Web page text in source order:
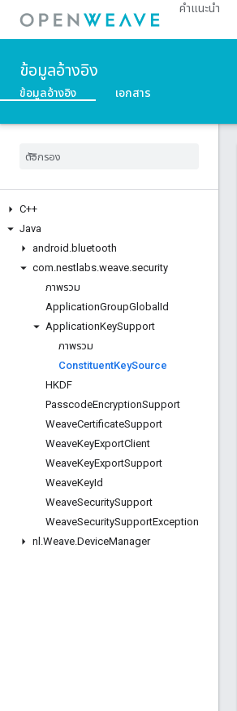
คำแนะนำ
ข้อมูลอ้างอิง
ข้อมูลอ้างอิง เอกสาร
C++
Java
android .bluetooth
com.nestlabs.weave.security
ภาพรวม
ApplicationGroupGlobal Id
ApplicationKeySupport
ภาพรวม
ConstituentKeySource
HKDF
PasscodeEncryptionSupport
WeaveCertificateSupport
WeaveKeyExportClient
WeaveKeyExportSupport
WeaveKeyId
WeaveSecuritySupport
WeaveSecuritySupportException
nl .Weave.DeviceManager